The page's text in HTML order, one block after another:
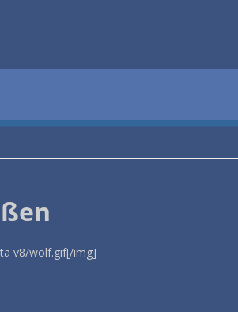
v8/wolf.gif[/img]